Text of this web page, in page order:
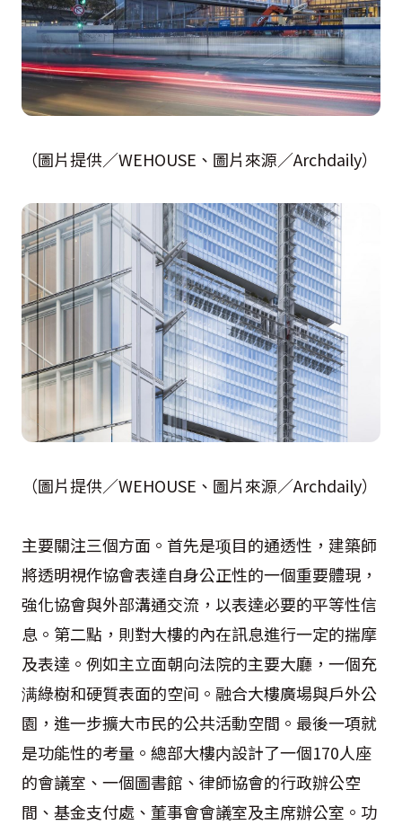
（圖片提供／WEHOUSE、圖片來源／Archdaily）
（圖片提供／WEHOUSE、圖片來源／Archdaily）
主要關注三個方面。首先是项目的通透性，建築師
將透明視作協會表達自身公正性的一個重要體現，
強化協會與外部溝通交流，以表達必要的平等性信
息。第二點，則對大樓的內在訊息進行一定的揣摩
及表達。例如主立面朝向法院的主要大廳，一個充
满綠樹和硬質表面的空间。融合大樓廣場與戶外公
園，進一步擴大市民的公共活動空間。最後一項就
是功能性的考量。總部大樓内設計了一個170人座
的會議室、一個圖書館、律師協會的行政辦公空
間、基金支付處、董事會會議室及主席辦公室。功